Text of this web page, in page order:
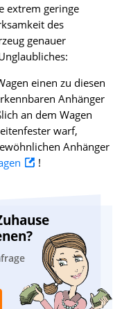
extrem geringe
des
genauer
einen zu diesen
Anhänger
an dem Wagen
warf,
Anhänger
!